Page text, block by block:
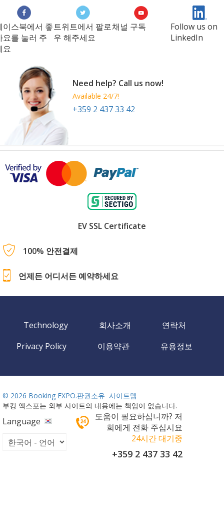
이스북에서 좋
요를 눌러 주
요
트위트에서 팔로
우 해주세요
채널 구독
Follow us on
LinkedIn
Need help? Call us now!
Available 24/7!
+359 2 437 33 42
EV SSL Certificate
100% 안전결제
언제든 어디서든 예약하세요
Technology 회사소개
연락처
Privacy Policy
이용약관 유용정보
© 2026 Booking EXPO.판권소유 사이트맵
부킹 엑스포는 외부 사이트의 내용에는 책임이 없습니다.
Language
도움이 필요하십니까? 저
희에게 전화 주십시요
24시간 대기중
+359 2 437 33 42